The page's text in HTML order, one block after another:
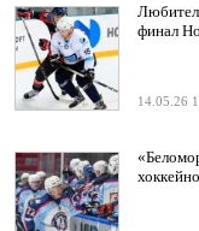
финал
14.05.26